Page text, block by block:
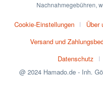
Nachnahmegebühren,
Cookie-Einstellungen Über
Versand und
Datenschutz
@ 2024 Hamado.de - Inh.